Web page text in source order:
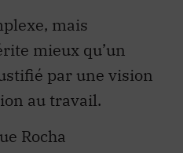
mais
mieux qu’un
par une vision
au travail.
Rocha